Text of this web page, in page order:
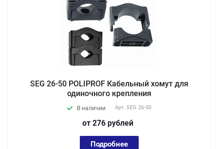
SEG 26-50 POLIPROF Кабельный хомут для
одиночного крепления
В наличии Арт. SEG 26-50
от 276 рублей
Подробнее